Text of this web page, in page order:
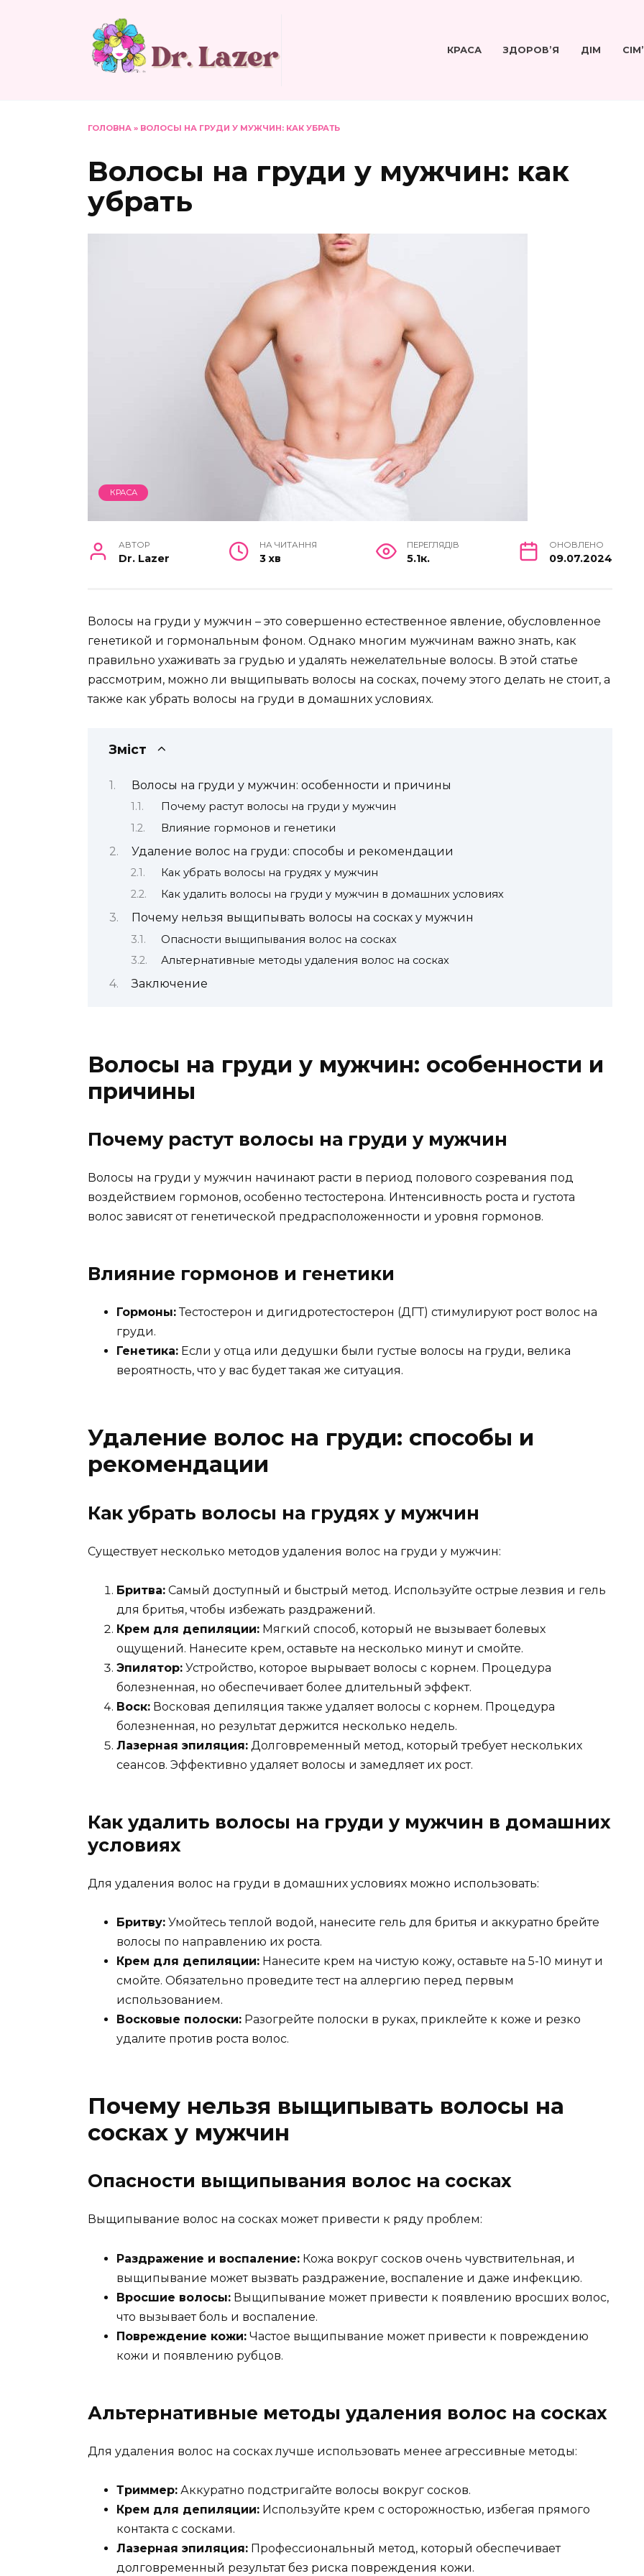
КРАСА ЗДОРОВ’Я ДІМ
ГОЛОВНА » ВОЛОСЫ НА ГРУДИ У МУЖЧИН: КАК УБРАТЬ
Волосы на груди у мужчин: как
убрать
КРАСА
АВТОР
Dr. Lazer
НА ЧИТАННЯ
3 хв
ПЕРЕГЛЯДІВ
5.1к.
ОНОВЛЕНО
09.07.2024
Волосы на груди у мужчин – это совершенно естественное явление, обусловленное
генетикой и гормональным фоном. Однако многим мужчинам важно знать, как
правильно ухаживать за грудью и удалять нежелательные волосы. В этой статье
рассмотрим, можно ли выщипывать волосы на сосках, почему этого делать не стоит, а
также как убрать волосы на груди в домашних условиях.
Зміст
Волосы на груди у мужчин: особенности и причины
Почему растут волосы на груди у мужчин
Влияние гормонов и генетики
Удаление волос на груди: способы и рекомендации
Как убрать волосы на грудях у мужчин
Как удалить волосы на груди у мужчин в домашних условиях
Почему нельзя выщипывать волосы на сосках у мужчин
Опасности выщипывания волос на сосках
Альтернативные методы удаления волос на сосках
Заключение
Волосы на груди у мужчин: особенности и
причины
Почему растут волосы на груди у мужчин
Волосы на груди у мужчин начинают расти в период полового созревания под
воздействием гормонов, особенно тестостерона. Интенсивность роста и густота
волос зависят от генетической предрасположенности и уровня гормонов.
Влияние гормонов и генетики
Гормоны:Тестостерон и дигидротестостерон (ДГТ) стимулируют рост волос на
груди.
Генетика: Если у отца или дедушки были густые волосы на груди, велика
вероятность, что у вас будет такая же ситуация.
Удаление волос на груди: способы и
рекомендации
Как убрать волосы на грудях у мужчин
Существует несколько методов удаления волос на груди у мужчин:
Бритва: Самый доступный и быстрый метод. Используйте острые лезвия и гель
для бритья, чтобы избежать раздражений.
Крем для депиляции: Мягкий способ, который не вызывает болевых
ощущений. Нанесите крем, оставьте на несколько минут и смойте.
Эпилятор: Устройство, которое вырывает волосы с корнем. Процедура
болезненная, но обеспечивает более длительный эффект.
Воск: Восковая депиляция также удаляет волосы с корнем. Процедура
болезненная, но результат держится несколько недель.
Лазерная эпиляция: Долговременный метод, который требует нескольких
сеансов. Эффективно удаляет волосы и замедляет их рост.
Как удалить волосы на груди у мужчин в домашних
условиях
Для удаления волос на груди в домашних условиях можно использовать:
Бритву: Умойтесь теплой водой, нанесите гель для бритья и аккуратно брейте
волосы по направлению их роста.
Крем для депиляции: Нанесите крем на чистую кожу, оставьте на 5-10 минут и
смойте. Обязательно проведите тест на аллергию перед первым
использованием.
Восковые полоски: Разогрейте полоски в руках, приклейте к коже и резко
удалите против роста волос.
Почему нельзя выщипывать волосы на
сосках у мужчин
Опасности выщипывания волос на сосках
Выщипывание волос на сосках может привести к ряду проблем:
Раздражение и воспаление: Кожа вокруг сосков очень чувствительная, и
выщипывание может вызвать раздражение, воспаление и даже инфекцию.
Вросшие волосы: Выщипывание может привести к появлению вросших волос,
что вызывает боль и воспаление.
Повреждение кожи: Частое выщипывание может привести к повреждению
кожи и появлению рубцов.
Альтернативные методы удаления волос на сосках
Для удаления волос на сосках лучше использовать менее агрессивные методы:
Триммер: Аккуратно подстригайте волосы вокруг сосков.
Крем для депиляции: Используйте крем с осторожностью, избегая прямого
контакта с сосками.
Лазерная эпиляция: Профессиональный метод, который обеспечивает
долговременный результат без риска повреждения кожи.